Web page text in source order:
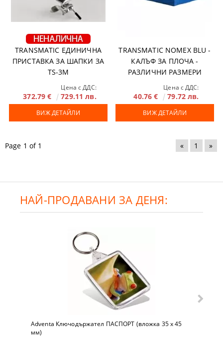
TRANSMATIC ЕДИНИЧНА
ПРИСТАВКА ЗА ШАПКИ ЗА
TS-3M
Цена с ДДС:
372.79 € 729.11 лв.
ВИЖ ДЕТАЙЛИ
TRANSMATIC NOMEX BLU -
КАЛЪФ ЗА ПЛОЧА -
РАЗЛИЧНИ РАЗМЕРИ
Цена с ДДС:
40.76 € 79.72 лв.
ВИЖ ДЕТАЙЛИ
Page 1 of 1 « 1 »
НАЙ-ПРОДАВАНИ ЗА ДЕНЯ:
Adventa Ключодържател ПАСПОРТ (вложка 35 x 45
мм)